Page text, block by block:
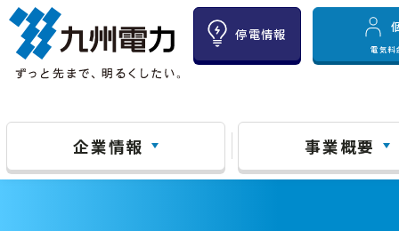
停電情報
電気料
企業情報 事業概要